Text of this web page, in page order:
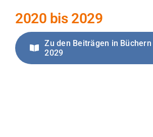
2020 bis 2029
Zu den Beiträgen in
2029